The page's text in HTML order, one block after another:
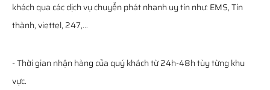
khách qua các dịch vụ chuyển phát nhanh uy tín như: EMS, Tín
thành, viettel, 247,...
- Thời gian nhận hàng của quý khách từ 24h-48h tùy từng khu
vực.